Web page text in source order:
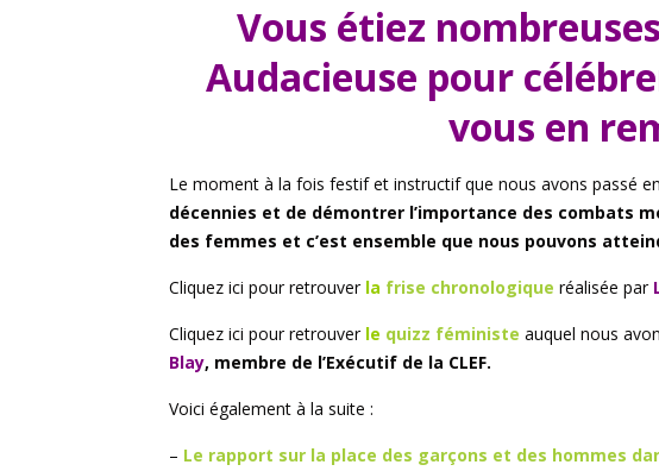
Vous étiez
Audacieuse pour
vous en
Le moment à la fois festif et instructif que nous avons passé
décennies et de démontrer l’importance des combats
des femmes et c’est ensemble que nous pouvons
Cliquez ici pour retrouver la frise chronologique réalisée par
Cliquez ici pour retrouverle quizz féministe auquel nous
Blay, membre de l’Exécutif de la CLEF.
Voici également à la suite :
– Le rapport sur la place des garçons et des hommes